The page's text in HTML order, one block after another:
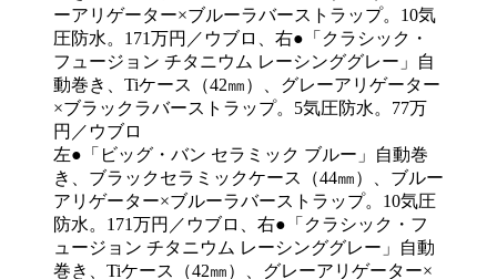
左●「ビッグ・バン セラミック ブルー」自動巻
き、ブラックセラミックケース（44㎜）、ブルー
アリゲーター×ブルーラバーストラップ。10気圧
防水。171万円／ウブロ、右●「クラシック・フ
ュージョン チタニウム レーシンググレー」自動
巻き、Tiケース（42㎜）、グレーアリゲーター×